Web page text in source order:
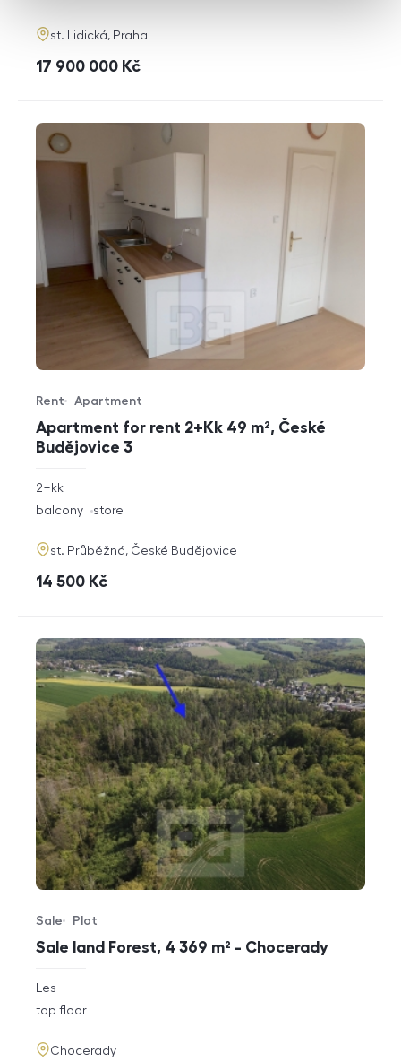
adresa
st. Lidická, Praha
cena
17 900 000 Kč
Apartment for rent 2+Kk 49 m², České
Budějovice 3
Offer type
Rent
Property type
Apartment
rozměry
disposition
2+kk
funkce
balcony store
adresa
st. Průběžná, České Budějovice
cena
14 500 Kč
Sale land Forest, 4 369 m² - Chocerady
Offer type
Sale
Property type
Plot
rozměry
disposition
Les
funkce
top floor
adresa
Chocerady